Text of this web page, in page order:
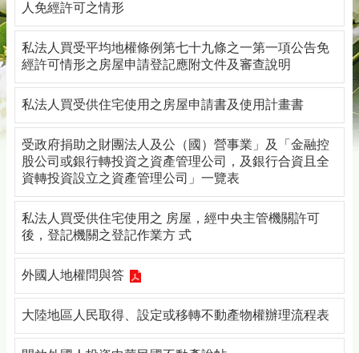
專
區
綜
合
資
下
載
專
區
防
詐
專
區
回
首
人免經許可之情形
私法人買受平均地權條例第七十九條之一第一項公告免
經許可情形之房屋申請登記應附文件及審查說明
私法人買受供住宅使用之房屋申請書及使用計畫書
受政府捐助之財團法人及公（國）營事業」及「金融控
股公司或銀行轉投資之資產管理公司，及銀行合資且全
資轉投資設立之資產管理公司」一覽表
私法人買受供住宅使用之 房屋，經中央主管機關許可
後，登記機關之登記作業方 式
外國人地權問與答
大陸地區人民取得、設定或移轉不動產物權辦理流程表